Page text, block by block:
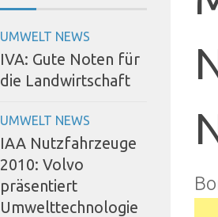
UMWELT NEWS
IVA: Gute Noten für
die Landwirtschaft
UMWELT NEWS
IAA Nutzfahrzeuge
2010: Volvo
präsentiert
Umwelttechnologie